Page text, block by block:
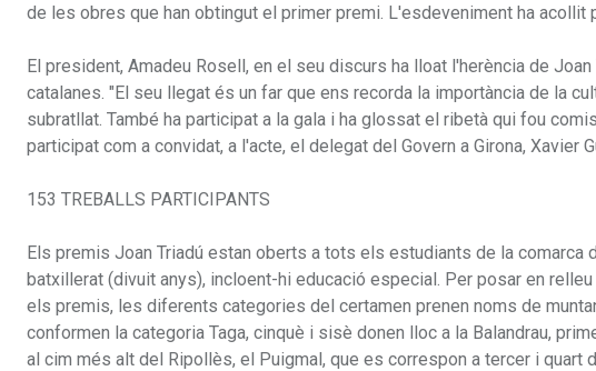
de les obres que han obtingut el primer premi. L'esdeveniment ha acollit
El president, Amadeu Rosell, en el seu discurs ha lloat l'herència de
catalanes. "El seu llegat és un far que ens recorda la importància de la
subratllat. També ha participat a la gala i ha glossat el ribetà qui fou
participat com a convidat, a l'acte, el delegat del Govern a Girona, Xavier
153 TREBALLS PARTICIPANTS
Els premis Joan Triadú estan oberts a tots els estudiants de la
batxillerat (divuit anys), incloent-hi educació especial. Per posar en
els premis, les diferents categories del certamen prenen noms de
conformen la categoria Taga, cinquè i sisè donen lloc a la Balandrau,
al cim més alt del Ripollès, el Puigmal, que es correspon a tercer i quart